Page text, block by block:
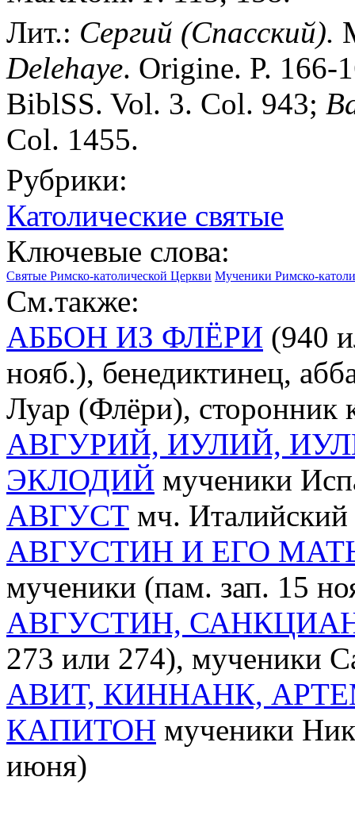
Лит.: Сергий (Спасский).
Delehaye. Origine. P. 166-
BiblSS. Vol. 3. Col. 943;
Col. 1455.
Рубрики:
Католические святые
Ключевые слова:
Святые Римско-католической Церкви Мученики Римско-
См.также:
АББОН ИЗ ФЛЁРИ (940
нояб.), бенедиктинец,
Луар (Флёри),
АВГУРИЙ, ИУЛИЙ,
ЭКЛОДИЙ мученики
АВГУСТ мч. Италийский
АВГУСТИН И ЕГО
мученики (пам. зап. 15
АВГУСТИН,
273 или 274), мученики
АВИТ, КИННАНК,
КАПИТОН мученики
июня)